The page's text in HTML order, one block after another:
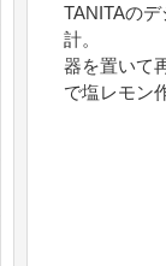
TANITAの
計。
器を置いて
で塩レモン